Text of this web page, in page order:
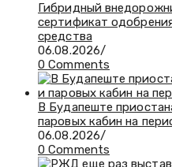
Гибридный
сертификат
средства
06.08.2026/
0 Comments
В Будапеште
паровых кабин на
06.08.2026/
0 Comments